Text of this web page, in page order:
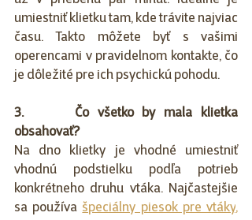
umiestniť klietku tam, kde trávite najviac
času. Takto môžete byť s vašimi
operencami v pravidelnom kontakte, čo
je dôležité pre ich psychickú pohodu.
3.      Čo všetko by mala klietka
obsahovať?
Na dno klietky je vhodné umiestniť
vhodnú podstielku podľa potrieb
konkrétneho druhu vtáka. Najčastejšie
sa používa špeciálny piesok pre vtáky,